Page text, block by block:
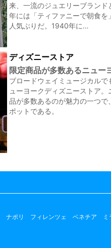
来、一流のジュエリーブラン
年には「ティファニーで朝食
人気ぶりだ。1940年に…
ディズニーストア
限定商品が多数あるニュー
ブロードウェイミュージカル
ューヨークディズニーストア
品が多数あるのが魅力の一つ
ポットである。
ナポリ フィレンツェ ベネチア ミ